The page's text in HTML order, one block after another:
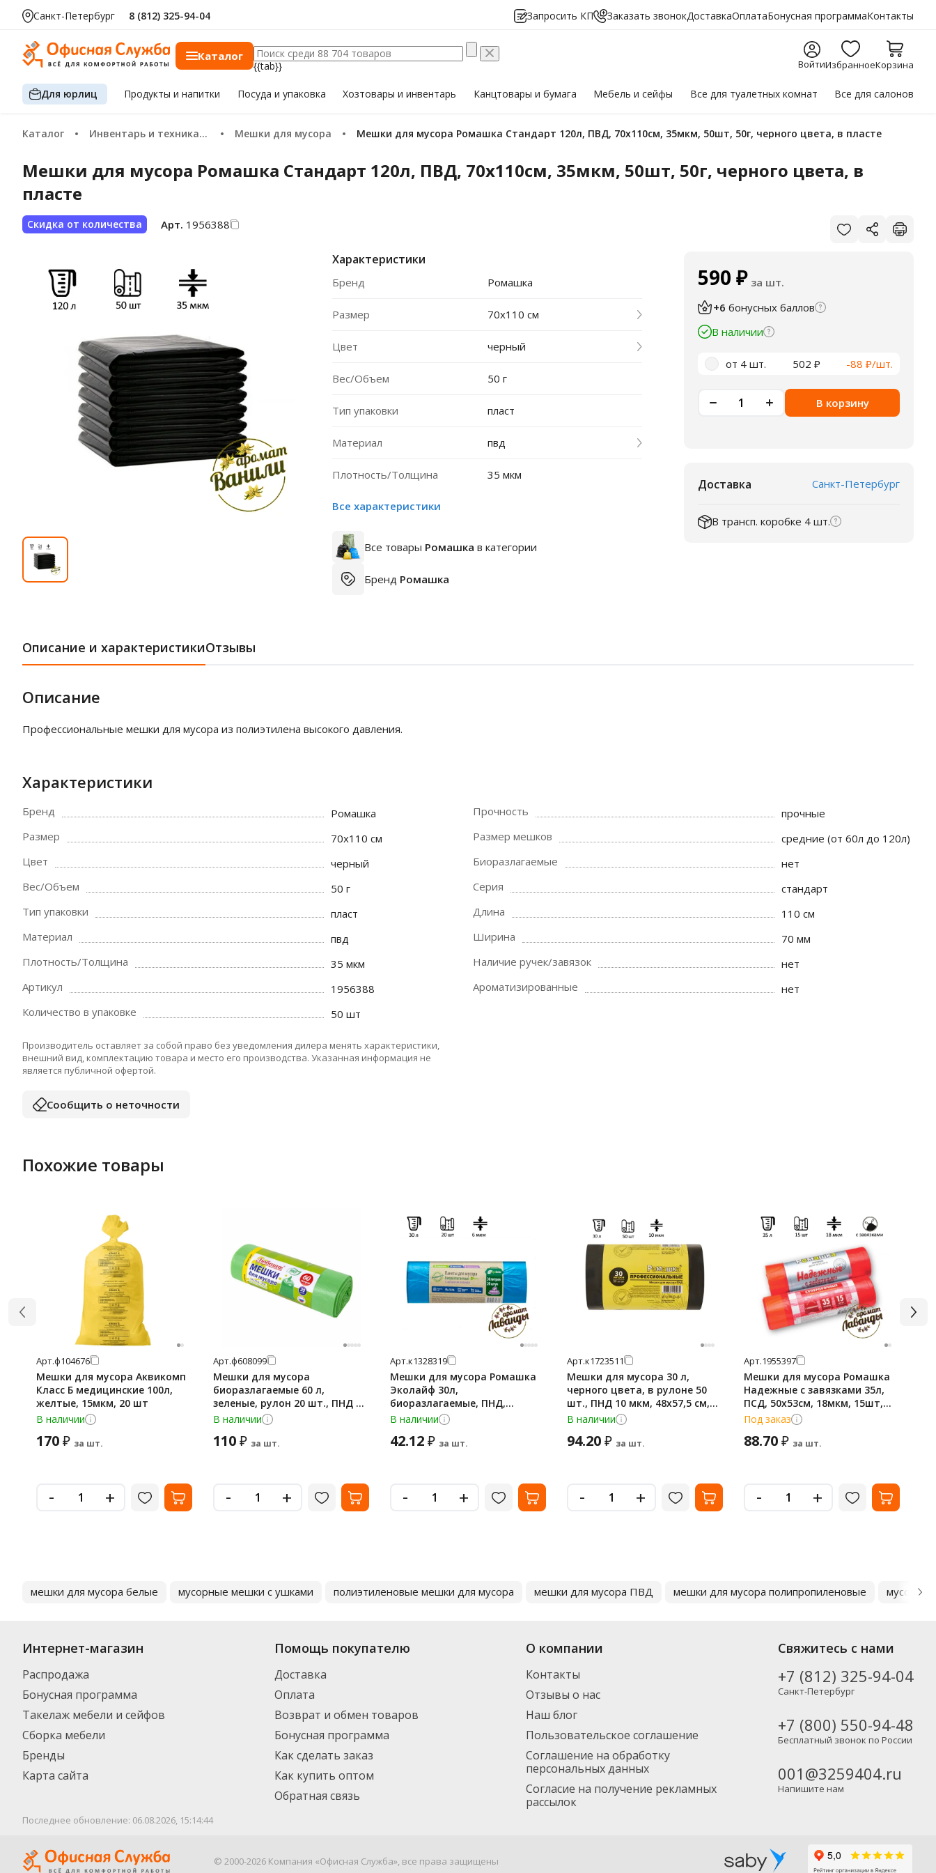
Санкт-Петербург 8 (812) 325-94-04 Запросить КП Заказать звонокДоставкаОплатаБонусная программаКонтакты
Каталог
{{tab}} ВойтиИзбранноеКорзина
Для юрлиц Продуктыи напитки Посуда и упаковка Хозтоварыи инвентарь Канцтовары и бумага Мебельи сейфы Все для туалетных комнат Все для салонов
Каталог Инвентарь и техника для уборки Мешки для мусора Мешки для мусора Ромашка Стандарт 120л, ПВД, 70х110см, 35мкм, 50шт, 50г, черного цвета, в пласте
Мешки для мусора Ромашка Стандарт 120л, ПВД, 70х110см, 35мкм, 50шт, 50г, черного цвета, в
пласте
Скидка от количества Арт. 1956388
Характеристики
Бренд Ромашка
Размер 70х110 см
Цвет черный
Вес/Объем 50 г
Тип упаковки пласт
Материал пвд
Плотность/Толщина 35 мкм
Все характеристики
Все товары Ромашка в категории
Бренд Ромашка
590 ₽ за шт.
+6 бонусных баллов
В наличии
от 4 шт. 502 ₽ -88 ₽/шт.
В корзину
Доставка Санкт-Петербург
В трансп. коробке 4 шт.
Описание и характеристикиОтзывы
Описание
Профессиональные мешки для мусора из полиэтилена высокого давления.
Характеристики
Бренд
Ромашка
Размер
70х110 см
Цвет
черный
Вес/Объем
50 г
Тип упаковки
пласт
Материал
пвд
Плотность/Толщина
35 мкм
Артикул
1956388
Количество в упаковке
50 шт
Прочность
прочные
Размер мешков
средние (от 60л до 120л)
Биоразлагаемые
нет
Серия
стандарт
Длина
110 см
Ширина
70 мм
Наличие ручек/завязок
нет
Ароматизированные
нет
Производитель оставляет за собой право без уведомления дилера менять характеристики,
внешний вид, комплектацию товара и место его производства. Указанная информация не
является публичной офертой.
Сообщить о неточности
Похожие товары
Арт.ф104676
Мешки для мусора Аквикомп
Класс Б медицинские 100л,
желтые, 15мкм, 20 шт
В наличии
170₽ за шт.
- +
Арт.ф608099
Мешки для мусора
биоразлагаемые 60 л,
зеленые, рулон 20 шт., ПНД 15
мкм, 60х70 см, ЛЮБАША,
В наличии
110₽ за шт.
- +
Арт.к1328319
Мешки для мусора Ромашка
Эколайф 30л,
биоразлагаемые, ПНД,
50х57.5см, 6мкм, 20шт, синие,
В наличии
42.12₽ за шт.
- +
Арт.к1723511
Мешки для мусора 30 л,
черного цвета, в рулоне 50
шт., ПНД 10 мкм, 48x57,5 см,
РОМАШКА ПРОФИ ПФ-30/50/12
В наличии
94.20₽ за шт.
- +
Арт.1955397
Мешки для мусора Ромашка
Надежные с завязками 35л,
ПСД, 50х53см, 18мкм, 15шт,
красные, в рулоне
Под заказ
88.70₽ за шт.
- +
мешки для мусора белые мусорные мешки с ушками полиэтиленовые мешки для мусора мешки для мусора ПВД мешки для мусора полипропиленовые
Интернет-магазин
Распродажа
Бонусная программа
Такелаж мебели и сейфов
Сборка мебели
Бренды
Карта сайта
Помощь покупателю
Доставка
Оплата
Возврат и обмен товаров
Бонусная программа
Как сделать заказ
Как купить оптом
Обратная связь
О компании
Контакты
Отзывы о нас
Наш блог
Пользовательское соглашение
Соглашение на обработку
персональных данных
Согласие на получение рекламных
рассылок
Свяжитесь с нами
+7 (812) 325-94-04
Санкт-Петербург
+7 (800) 550-94-48
Бесплатный звонок по России
001@3259404.ru
Напишите нам
Последнее обновление: 06.08.2026, 15:14:44
© 2000-2026 Компания «Офисная Служба», все права защищены